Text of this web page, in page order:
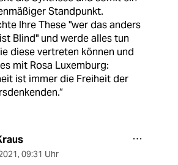
Standpunkt.
Ihre These "wer das anders
Blind" und werde alles tun
diese vertreten können und
mit Rosa Luxemburg:
ist immer die Freiheit der
, 09:31 Uhr